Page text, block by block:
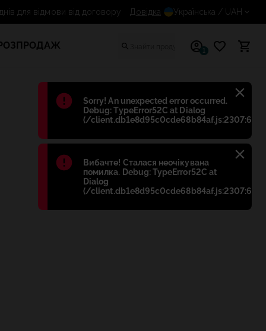
Błąd:
Sorry! An unexpected error occurred.
Debug: TypeError52C at Dialog
(/client.db1e8d95c0cde68b84af.js:2307:698)
Błąd:
Вибачте! Сталася неочікувана
помилка. Debug: TypeError52C at
Dialog
(/client.db1e8d95c0cde68b84af.js:2307:698)
14 днів для відмови від договору
Довідка Українська / UAH
1